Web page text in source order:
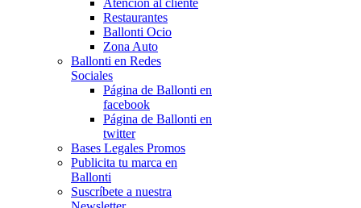
Restaurantes
Ballonti Ocio
Zona Auto
Ballonti en Redes
Sociales
Página de Ballonti en
facebook
Página de Ballonti en
twitter
Bases Legales Promos
Publicita tu marca en
Ballonti
Suscríbete a nuestra